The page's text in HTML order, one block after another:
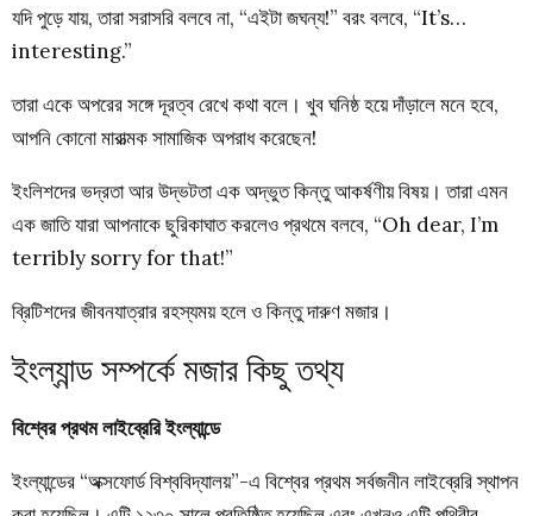
যদি পুড়ে যায়, তারা সরাসরি বলবে না, “এইটা জঘন্য!” বরং বলবে, “It’s…
interesting.”
তারা একে অপরের সঙ্গে দূরত্ব রেখে কথা বলে। খুব ঘনিষ্ঠ হয়ে দাঁড়ালে মনে হবে,
আপনি কোনো মারাত্মক সামাজিক অপরাধ করেছেন!
ইংলিশদের ভদ্রতা আর উদ্ভটতা এক অদ্ভুত কিন্তু আকর্ষণীয় বিষয়। তারা এমন
এক জাতি যারা আপনাকে ছুরিকাঘাত করলেও প্রথমে বলবে, “Oh dear, I’m
terribly sorry for that!”
ব্রিটিশদের জীবনযাত্রার রহস্যময় হলে ও কিন্তু দারুণ মজার।
ইংল্যান্ড সম্পর্কে মজার কিছু তথ্য
বিশ্বের প্রথম লাইব্রেরি ইংল্যান্ডে
ইংল্যান্ডের “অক্সফোর্ড বিশ্ববিদ্যালয়”-এ বিশ্বের প্রথম সর্বজনীন লাইব্রেরি স্থাপন